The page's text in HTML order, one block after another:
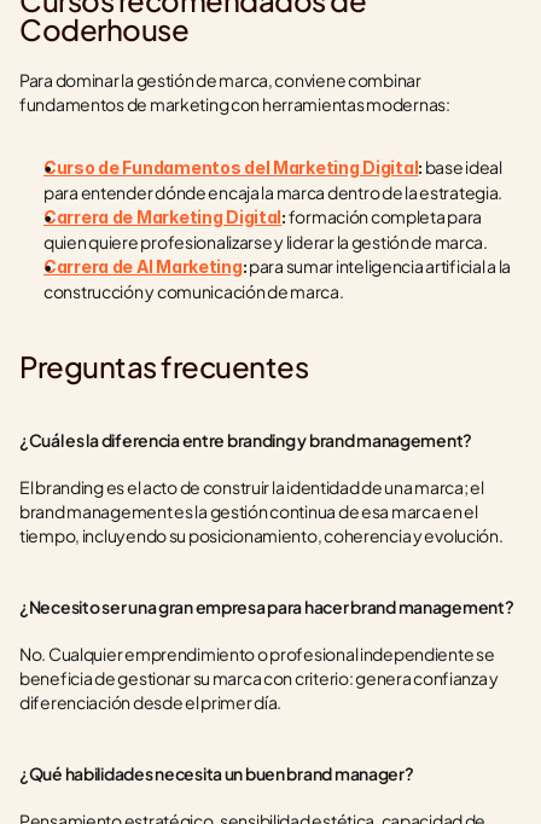
Coderhouse
Para dominar la gestión de marca, conviene combinar
fundamentos de marketing con herramientas modernas:
Curso de Fundamentos del Marketing Digital: base ideal
para entender dónde encaja la marca dentro de la estrategia.
Carrera de Marketing Digital: formación completa para
quien quiere profesionalizarse y liderar la gestión de marca.
Carrera de AI Marketing: para sumar inteligencia artificial a la
construcción y comunicación de marca.
Preguntas frecuentes
¿Cuál es la diferencia entre branding y brand management?
El branding es el acto de construir la identidad de una marca; el
brand management es la gestión continua de esa marca en el
tiempo, incluyendo su posicionamiento, coherencia y evolución.
¿Necesito ser una gran empresa para hacer brand management?
No. Cualquier emprendimiento o profesional independiente se
beneficia de gestionar su marca con criterio: genera confianza y
diferenciación desde el primer día.
¿Qué habilidades necesita un buen brand manager?